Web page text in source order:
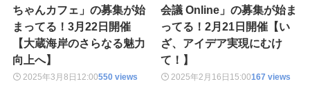
ちゃんカフェ」の募集が始
まってる！3月22日開催
【大蔵海岸のさらなる魅力
向上へ】
2025年3月8日 12:00550 views
会議 Online」の募集が始ま
ってる！2月21日開催【い
ざ、アイデア実現にむけ
て！】
2025年2月16日 15:00167 views